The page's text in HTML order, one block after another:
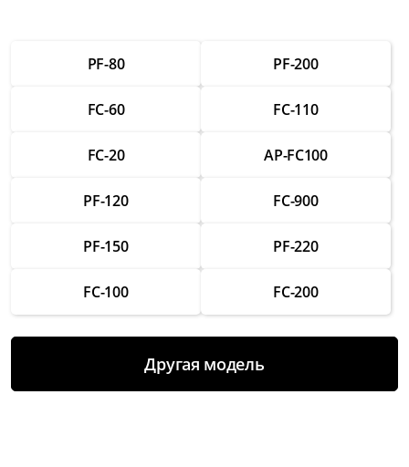
Ремонт кнопок управления
от 2 500 ₽
от 1 500 ₽
Замена аккумулятора
Ремонт аккумулятора
Замена системы зарядки
PF-80 PF-200
FC-60 FC-110
FC-20 AP-FC100
PF-120 FC-900
PF-150 PF-220
FC-100 FC-200
Другая модель